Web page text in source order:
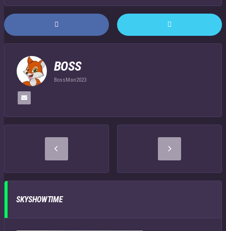
BOSS
BossMan2023
SKYSHOWTIME